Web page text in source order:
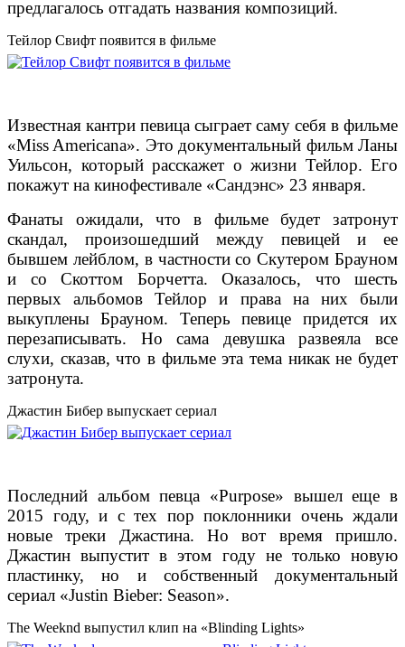
предлагалось отгадать названия композиций.
Тейлор Свифт появится в фильме
Известная кантри певица сыграет саму себя в фильме
«Miss Americana». Это документальный фильм Ланы
Уильсон, который расскажет о жизни Тейлор. Его
покажут на кинофестивале «Сандэнс» 23 января.
Фанаты ожидали, что в фильме будет затронут
скандал, произошедший между певицей и ее
бывшем лейблом, в частности со Скутером Брауном
и со Скоттом Борчетта. Оказалось, что шесть
первых альбомов Тейлор и права на них были
выкуплены Брауном. Теперь певице придется их
перезаписывать. Но сама девушка развеяла все
слухи, сказав, что в фильме эта тема никак не будет
затронута.
Джастин Бибер выпускает сериал
Последний альбом певца «Purpose» вышел еще в
2015 году, и с тех пор поклонники очень ждали
новые треки Джастина. Но вот время пришло.
Джастин выпустит в этом году не только новую
пластинку, но и собственный документальный
сериал «Justin Bieber: Season».
The Weeknd выпустил клип на «Blinding Lights»